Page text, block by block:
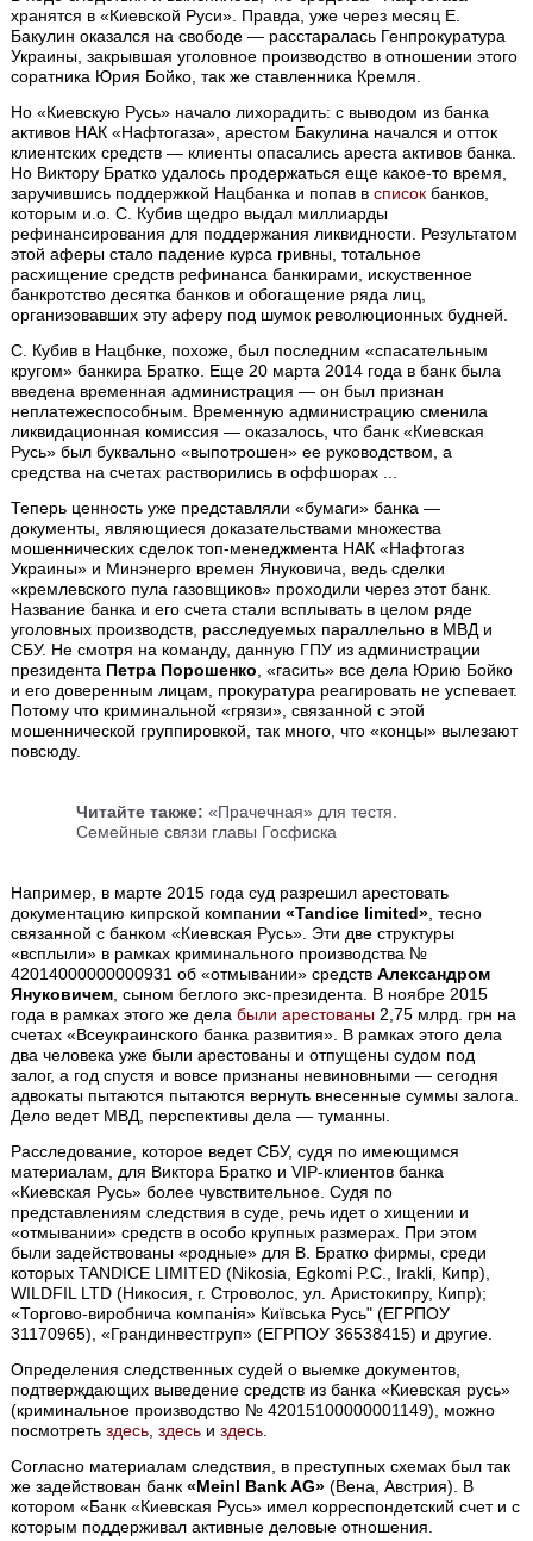
хранятся в «Киевской Руси». Правда, уже через месяц Е.
Бакулин оказался на свободе — расстаралась Генпрокуратура
Украины, закрывшая уголовное производство в отношении этого
соратника Юрия Бойко, так же ставленника Кремля.
Но «Киевскую Русь» начало лихорадить: с выводом из банка
активов НАК «Нафтогаза», арестом Бакулина начался и отток
клиентских средств — клиенты опасались ареста активов банка.
Но Виктору Братко удалось продержаться еще какое-то время,
заручившись поддержкой Нацбанка и попав всписок банков,
которым и.о. С. Кубив щедро выдал миллиарды
рефинансирования для поддержания ликвидности. Результатом
этой аферы стало падение курса гривны, тотальное
расхищение средств рефинанса банкирами, искуственное
банкротство десятка банков и обогащение ряда лиц,
организовавших эту аферу под шумок революционных будней.
С. Кубив в Нацбнке, похоже, был последним «спасательным
кругом» банкира Братко. Еще 20 марта 2014 года в банк была
введена временная администрация — он был признан
неплатежеспособным. Временную администрацию сменила
ликвидационная комиссия — оказалось, что банк «Киевская
Русь» был буквально «выпотрошен» ее руководством, а
средства на счетах растворились в оффшорах ...
Теперь ценность уже представляли «бумаги» банка —
документы, являющиеся доказательствами множества
мошеннических сделок топ-менеджмента НАК «Нафтогаз
Украины» и Минэнерго времен Януковича, ведь сделки
«кремлевского пула газовщиков» проходили через этот банк.
Название банка и его счета стали всплывать в целом ряде
уголовных производств, расследуемых параллельно в МВД и
СБУ. Не смотря на команду, данную ГПУ из администрации
президента Петра Порошенко , «гасить» все дела Юрию Бойко
и его доверенным лицам, прокуратура реагировать не успевает.
Потому что криминальной «грязи», связанной с этой
мошеннической группировкой, так много, что «концы» вылезают
повсюду.
Читайте также: «Прачечная» для тестя.
Семейные связи главы Госфиска
Например, в марте 2015 года суд разрешил арестовать
документацию кипрской компании«Tandice limited» , тесно
связанной с банком «Киевская Русь». Эти две структуры
«всплыли» в рамках криминального производства №
42014000000000931 об «отмывании» средствАлександром
Януковичем , сыном беглого экс-президента. В ноябре 2015
года в рамках этого же делабыли арестованы 2,75 млрд. грн на
счетах «Всеукраинского банка развития». В рамках этого дела
два человека уже были арестованы и отпущены судом под
залог, а год спустя и вовсе признаны невиновными — сегодня
адвокаты пытаются пытаются вернуть внесенные суммы залога.
Дело ведет МВД, перспективы дела — туманны.
Расследование, которое ведет СБУ, судя по имеющимся
материалам, для Виктора Братко и VIP-клиентов банка
«Киевская Русь» более чувствительное. Судя по
представлениям следствия в суде, речь идет о хищении и
«отмывании» средств в особо крупных размерах. При этом
были задействованы «родные» для В. Братко фирмы, среди
которых TANDICE LIMITED (Nikosia, Egkomi P.C., Irakli, Кипр),
WILDFIL LTD (Никосия, г. Строволос, ул. Аристокипру, Кипр);
«Торгово-виробнича компанія» Київська Русь" (ЕГРПОУ
31170965), «Грандинвестгруп» (ЕГРПОУ 36538415) и другие.
Определения следственных судей о выемке документов,
подтверждающих выведение средств из банка «Киевская русь»
(криминальное производство № 42015100000001149), можно
посмотретьздесь ,здесь издесь
Согласно материалам следствия, в преступных схемах был так
же задействован банк«Meinl Bank AG» (Вена, Австрия). В
котором «Банк «Киевская Русь» имел корреспондетский счет и с
которым поддерживал активные деловые отношения.